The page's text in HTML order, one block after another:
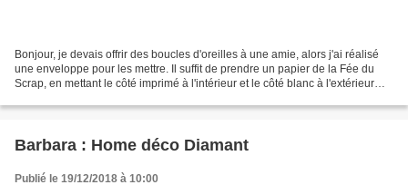
Bonjour, je devais offrir des boucles d'oreilles à une amie, alors j'ai réalisé
une enveloppe pour les mettre. Il suffit de prendre un papier de la Fée du
Scrap, en mettant le côté imprimé à l'intérieur et le côté blanc à l'extérieur
Barbara : Home déco Diamant
Publié le 19/12/2018 à 10:00